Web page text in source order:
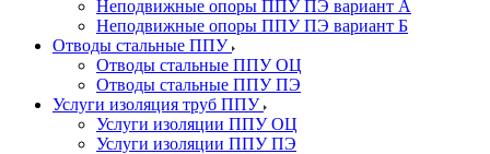
Неподвижные опоры ППУ ПЭ вариант А
Неподвижные опоры ППУ ПЭ вариант Б
Отводы стальные ППУ
Отводы стальные ППУ ОЦ
Отводы стальные ППУ ПЭ
Услуги изоляция труб ППУ
Услуги изоляции ППУ ОЦ
Услуги изоляции ППУ ПЭ